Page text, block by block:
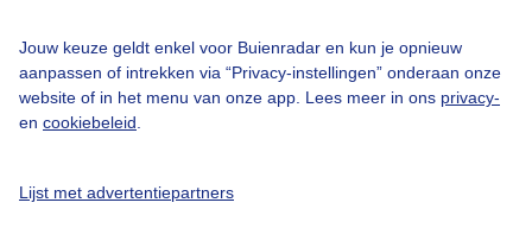
Jouw keuze geldt enkel voor Buienradar en kun je opnieuw
aanpassen of intrekken via “Privacy-instellingen” onderaan onze
website of in het menu van onze app. Lees meer in ons privacy-
en cookiebeleid
Lijst met advertentiepartners
Buienradar Team
Privacy beleid
Privacy instellingen